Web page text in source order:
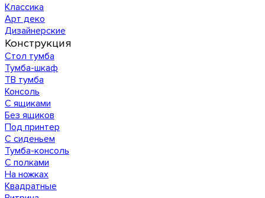
Классика
Арт деко
Дизайнерские
Конструкция
Стол тумба
Тумба-шкаф
ТВ тумба
Консоль
С ящиками
Без ящиков
Под принтер
С сиденьем
Тумба-консоль
С полками
На ножках
Квадратные